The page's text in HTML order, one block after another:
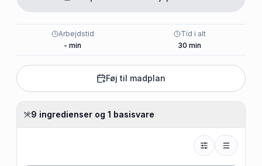
Arbejdstid
- min
Tid i alt
30 min
Føj til madplan
9 ingredienser og 1 basisvare